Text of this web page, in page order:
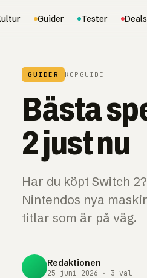
Guider Tester Deals
GUIDER KÖPGUIDE
Bästa
2 just nu
Har du köpt Switch
Nintendos nya
titlar som är på väg.
Redaktionen
25 juni 2026 · 3 val